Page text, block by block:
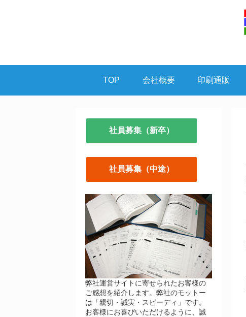
TOP 会社概要 印刷通販
社員募集（新卒）
社員募集（中途）
弊社運営サイトに寄せられたお客様の
ご感想を紹介します。弊社のモットー
は「親切・誠実・スピーディ」です。
お客様にお喜びいただけるように、誠